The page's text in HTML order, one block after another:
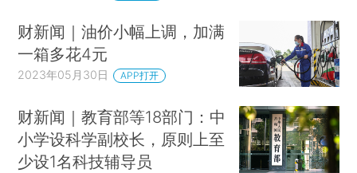
财新闻｜油价小幅上调，加满
一箱多花4元
2023年05月30日 APP打开
财新闻｜教育部等18部门：中
小学设科学副校长，原则上至
少设1名科技辅导员